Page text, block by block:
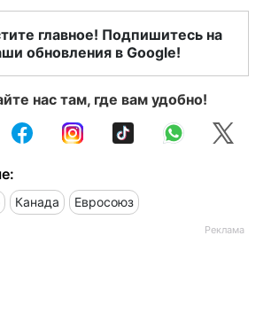
главное! Подпишитесь на
обновления в Google!
нас там, где вам удобно!
Канада Евросоюз